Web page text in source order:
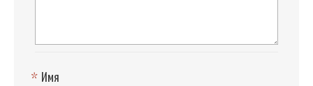
Имя
*